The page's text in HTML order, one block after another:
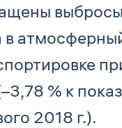
в
% к
2018 г.).